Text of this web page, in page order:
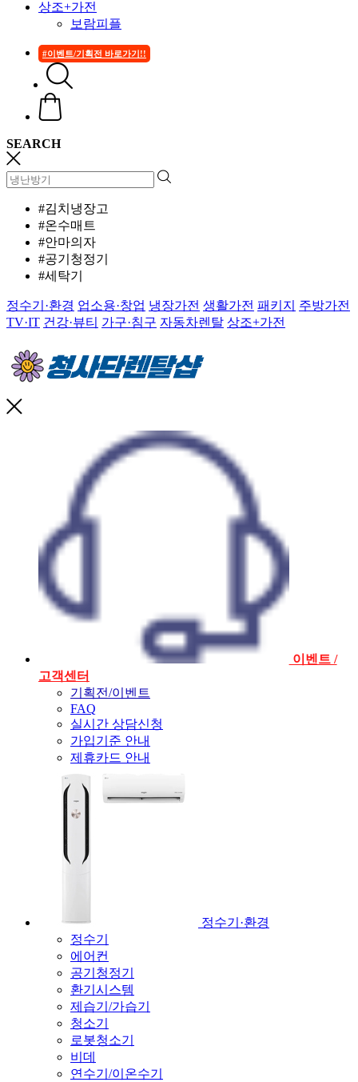
상조+가전
보람피플
#이벤트/기획전 바로가기!!
SEARCH
#김치냉장고
#온수매트
#안마의자
#공기청정기
#세탁기
정수기·환경 업소용·창업 냉장가전 생활가전 패키지
주방가전
TV·IT 건강·뷰티 가구·침구 자동차렌탈 상조+가전
이벤트 /
고객센터
기획전/이벤트
FAQ
실시간 상담신청
가입기준 안내
제휴카드 안내
정수기·환경
정수기
에어컨
공기청정기
환기시스템
제습기/가습기
청소기
로봇청소기
비데
연수기/이온수기